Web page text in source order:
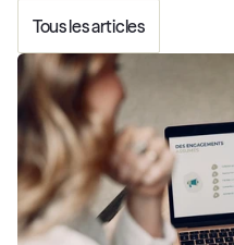
Tous les articles